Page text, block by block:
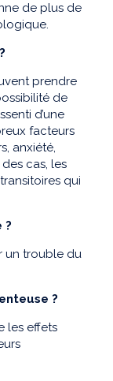
de plus de
prendre
de
d’une
facteurs
anxiété,
cas, les
qui
?
un trouble du
?
les effets